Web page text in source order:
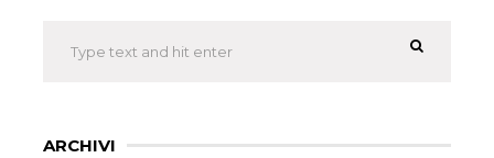
ARCHIVI